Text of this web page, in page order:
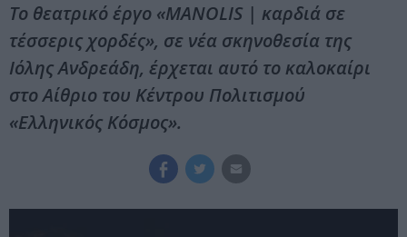
Το θεατρικό έργο «MANOLIS | καρδιά σε
τέσσερις χορδές», σε νέα σκηνοθεσία της
Ιόλης Ανδρεάδη, έρχεται αυτό το καλοκαίρι
στο Αίθριο του Κέντρου Πολιτισμού
«Ελληνικός Κόσμος».